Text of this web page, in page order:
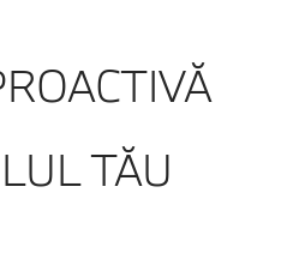
TĂU